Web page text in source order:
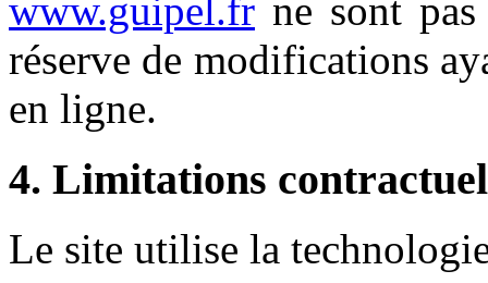
www.guipel.fr ne sont
réserve de modifications
en ligne.
4. Limitations
Le site utilise la